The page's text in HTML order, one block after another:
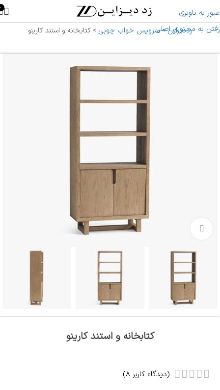
عبور به ناوبری
رفتن به محتوای اصلی
0
زددیزاین>سرویس خواب چوبی > کتابخانه و استند کارینو
کتابخانه و استند کارینو
(دیدگاه کاربر 8
)